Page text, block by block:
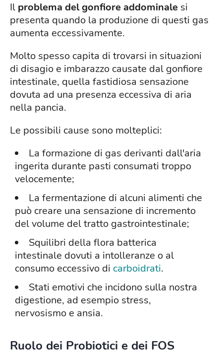
Il problema del gonfiore addominale si
presenta quando la produzione di questi gas
aumenta eccessivamente.
Molto spesso capita di trovarsi in situazioni
di disagio e imbarazzo causate dal gonfiore
intestinale, quella fastidiosa sensazione
dovuta ad una presenza eccessiva di aria
nella pancia.
Le possibili cause sono molteplici:
La formazione di gas derivanti dall'aria
ingerita durante pasti consumati troppo
velocemente;
La fermentazione di alcuni alimenti che
può creare una sensazione di incremento
del volume del tratto gastrointestinale;
Squilibri della flora batterica
intestinale dovuti a intolleranze o al
consumo eccessivo di carboidrati.
Stati emotivi che incidono sulla nostra
digestione, ad esempio stress,
nervosismo e ansia.
Ruolo dei Probiotici e dei FOS